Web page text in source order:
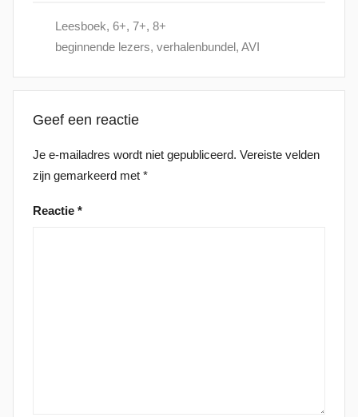
Leesboek, 6+, 7+, 8+
beginnende lezers, verhalenbundel, AVI
Geef een reactie
Je e-mailadres wordt niet gepubliceerd. Vereiste velden
zijn gemarkeerd met *
Reactie *